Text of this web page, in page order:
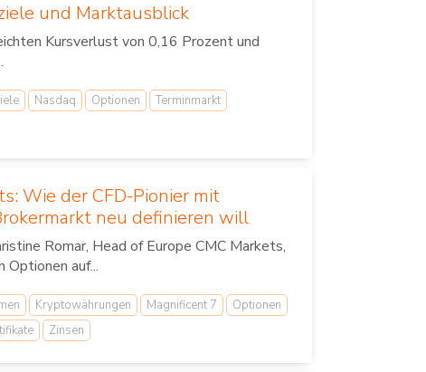
und Marktausblick
Kursverlust von 0,16 Prozent und
Nasdaq Optionen
Terminmarkt
Wie der CFD-Pionier mit
neu definieren will
Romar, Head of Europe CMC Markets,
Optionen auf...
Kryptowährungen Magnificent 7
Optionen
Zinsen